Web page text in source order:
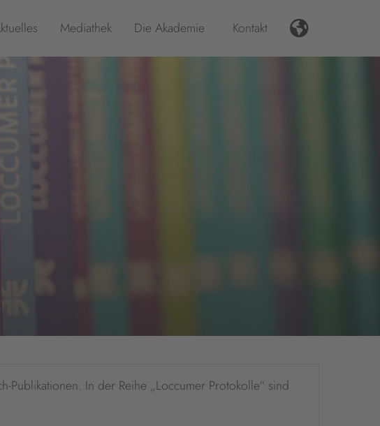
Mediathek Die Akademie Kontakt
Publikationen. In der Reihe „Loccumer Protokolle“ sind